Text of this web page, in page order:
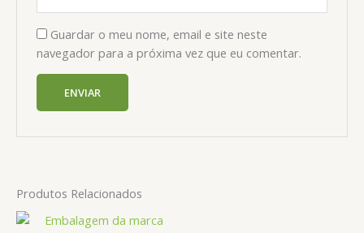
Guardar o meu nome, email e site neste
navegador para a próxima vez que eu comentar.
Produtos Relacionados